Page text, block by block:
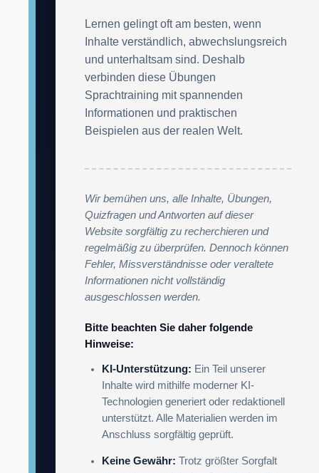
Lernen gelingt oft am besten, wenn
Inhalte verständlich, abwechslungsreich
und unterhaltsam sind. Deshalb
verbinden diese Übungen
Sprachtraining mit spannenden
Informationen und praktischen
Beispielen aus der realen Welt.
Wir bemühen uns, alle Inhalte, Übungen,
Quizfragen und Antworten auf dieser
Website sorgfältig zu recherchieren und
regelmäßig zu überprüfen. Dennoch können
Fehler, Missverständnisse oder veraltete
Informationen nicht vollständig
ausgeschlossen werden.
Bitte beachten Sie daher folgende
Hinweise:
KI-Unterstützung: Ein Teil unserer
Inhalte wird mithilfe moderner KI-
Technologien generiert oder redaktionell
unterstützt. Alle Materialien werden im
Anschluss sorgfältig geprüft.
Keine Gewähr: Trotz größter Sorgfalt